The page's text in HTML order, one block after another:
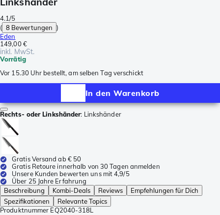
4.1/5
( 8 Bewertungen )
Eden
149,00 €
inkl. MwSt.
Vorrätig
Vor 15.30 Uhr bestellt, am selben Tag verschickt
In den Warenkorb
Rechts- oder Linkshänder: Linkshänder
Gratis Versand ab € 50
Gratis Retoure innerhalb von 30 Tagen anmelden
Unsere Kunden bewerten uns mit 4,9/5
Über 25 Jahre Erfahrung
Beschreibung
Kombi-Deals Reviews
Empfehlungen für Dich
Spezifikationen
Relevante Topics
Produktnummer EQ2040-318L